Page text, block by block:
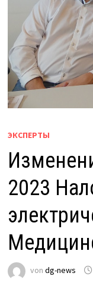
ЭКСПЕРТЫ
2023
von dg-news